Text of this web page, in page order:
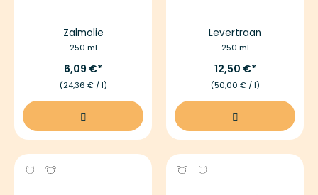
Zalmolie
250 ml
6,09 €
(24,36 € / l)
Levertraan
250 ml
12,50 €
(50,00 € / l)